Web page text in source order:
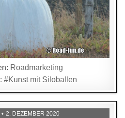
Roadmarketing
#Kunst mit Siloballen
2. DEZEMBER 2020